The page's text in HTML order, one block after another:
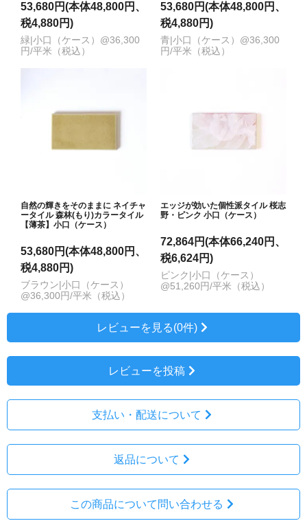
53,680円(本体48,800円、
税4,880円)
緑|小口（ケース）@36,300
円/平米（税込）
53,680円(本体48,800円、
税4,880円)
青|小口（ケース）@36,300
円/平米（税込）
自然の輝きをそのままに ネイチャ
ータイル 森林(もり)カラータイル
【薄茶】小口（ケース）
53,680円(本体48,800円、
税4,880円)
ブラウン|小口（ケース）
@36,300円/平米（税込）
エッジが効いた個性派タイル 桜志
野・ピンク 小口（ケース）
72,864円(本体66,240円、
税6,624円)
ピンク|小口（ケース）
@51,260円/平米（税込）
レビューを見る(0件)
レビューを投稿
支払い・配送について
返品について
この商品について問い合わせる